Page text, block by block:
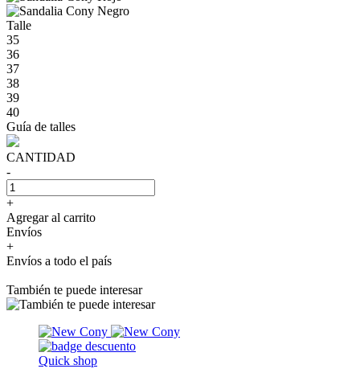
Talle
35
36
37
38
39
40
Guía de talles
CANTIDAD
-
+
Agregar al carrito
Envíos
+
Envíos a todo el país
También te puede interesar
Quick shop